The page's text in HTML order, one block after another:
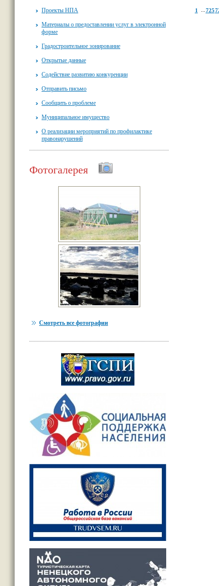
Проекты НПА
Материалы о предоставлении услуг в электронной
форме
Градостроительное зонирование
Открытые данные
Содействие развитию конкуренции
Отправить письмо
Сообщить о проблеме
Муниципальное имущество
О реализации мероприятий по профилактике
правонарушений
Фотогалерея
Смотреть все фотографии
1 ...725